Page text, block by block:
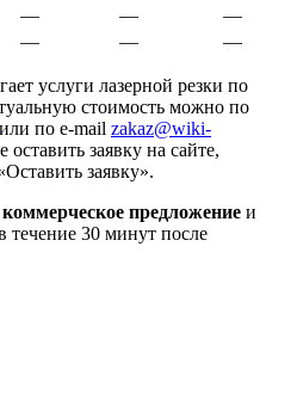
— —
—
— — —
услуги лазерной резки по
стоимость можно по
или по e-mail zakaz@wiki-
заявку на сайте,
заявку».
предложение и
течение 30 минут после